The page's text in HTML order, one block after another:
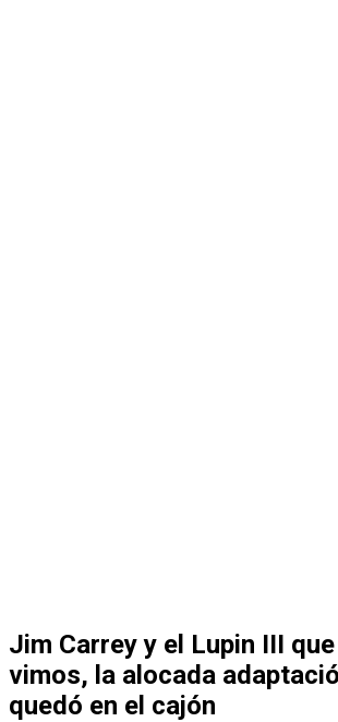
Jim Carrey y el Lupin III
vimos, la alocada
quedó en el cajón